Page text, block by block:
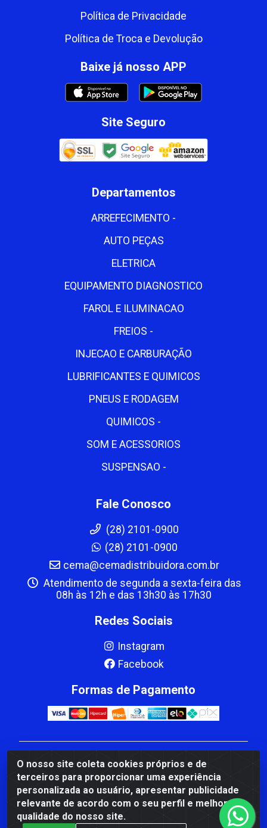
O nosso site coleta cookies próprios e de
terceiros para proporcionar uma experiência
personalizada ao usuário, apresentar publicidade
relevante de acordo com o seu perfil e melhorar a
qualidade do nosso site.
Política de Privacidade
Política de Troca e Devolução
Baixe já nosso APP
Site Seguro
Departamentos
ARREFECIMENTO -
AUTO PEÇAS
ELETRICA
EQUIPAMENTO DIAGNOSTICO
FAROL E ILUMINACAO
FREIOS -
INJECAO E CARBURAÇÃO
LUBRIFICANTES E QUIMICOS
PNEUS E RODAGEM
QUIMICOS -
SOM E ACESSORIOS
SUSPENSAO -
Fale Conosco
(28) 2101-0900
(28) 2101-0900
cema@cemadistribuidora.com.br
Atendimento de segunda a sexta-feira das
08h às 12h e das 13h30 às 17h30
Redes Sociais
Instagram
Facebook
Formas de Pagamento
CBP MACEDO COMERCIO PEÇAS LTDA Matriz - av
Mauro Miranda Madureira, 1249 - Coramara , Cachoeiro
de Itapemirim/ES - CEP 29.311-310 - CNPJ
00.502.680/0001-41